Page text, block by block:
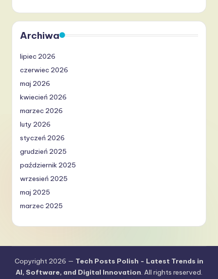
Archiwa
lipiec 2026
czerwiec 2026
maj 2026
kwiecień 2026
marzec 2026
luty 2026
styczeń 2026
grudzień 2025
październik 2025
wrzesień 2025
maj 2025
marzec 2025
Copyright 2026 — Tech Posts Polish - Latest Trends in
AI, Software, and Digital Innovation. All rights reserved.